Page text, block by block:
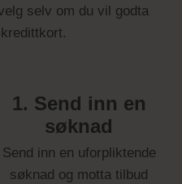
selv om du vil godta
1. Send inn en
søknad
Send inn en uforpliktende
søknad og motta tilbud